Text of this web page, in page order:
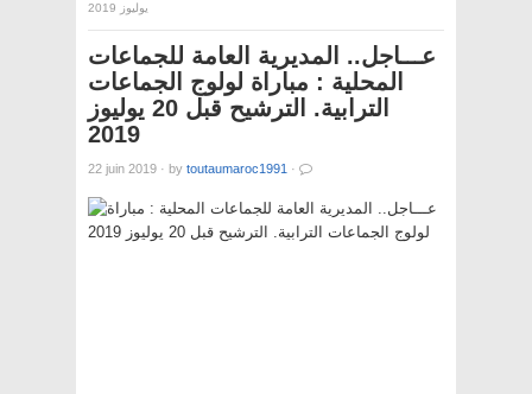
يوليوز 2019
عـــاجل.. المديرية العامة للجماعات
المحلية : مباراة لولوج الجماعات
الترابية. الترشيح قبل 20 يوليوز
2019
22 juin 2019 · by toutaumaroc1991 ·